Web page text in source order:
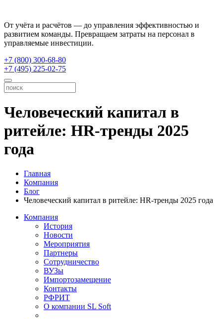
От учёта и расчётов — до управления эффективностью и
развитием команды. Превращаем затраты на персонал в
управляемые инвестиции.
+7 (800) 300-68-80
+7 (495) 225-02-75
Человеческий капитал в
ритейле: HR-тренды 2025
года
Главная
Компания
Блог
Человеческий капитал в ритейле: HR-тренды 2025 года
Компания
История
Новости
Мероприятия
Партнеры
Сотрудничество
ВУЗы
Импортозамещение
Контакты
РФРИТ
О компании SL Soft